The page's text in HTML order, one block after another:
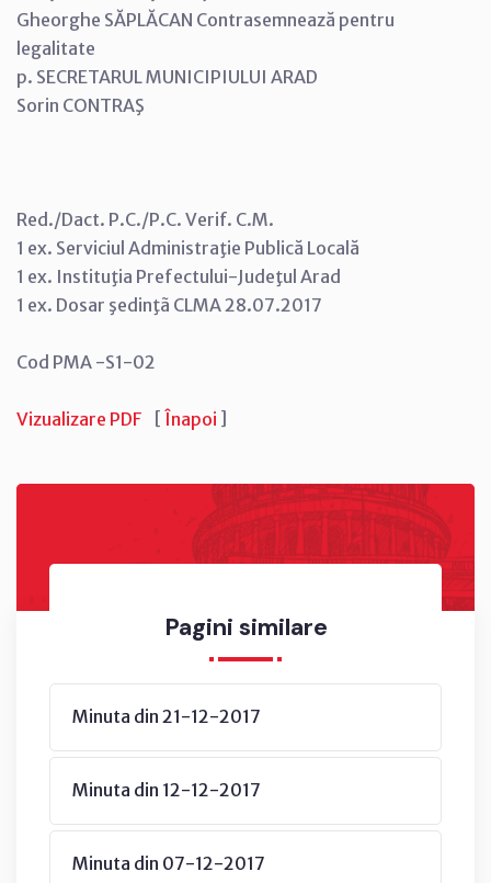
Pagini similare
Minuta din 21-12-2017
Minuta din 12-12-2017
Minuta din 07-12-2017
Gheorghe SĂPLĂCAN Contrasemnează pentru
legalitate
p. SECRETARUL MUNICIPIULUI ARAD
Sorin CONTRAŞ
Red./Dact. P.C./P.C. Verif. C.M.
1 ex. Serviciul Administraţie Publică Locală
1 ex. Instituţia Prefectului-Judeţul Arad
1 ex. Dosar şedinţã CLMA 28.07.2017
Cod PMA -S1-02
Vizualizare PDF [ Înapoi ]